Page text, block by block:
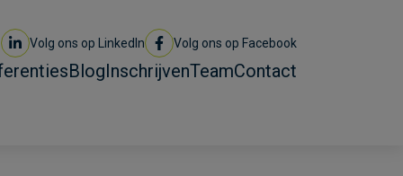
Volg ons op LinkedIn Volg ons op Facebook
BlogInschrijvenTeamContact